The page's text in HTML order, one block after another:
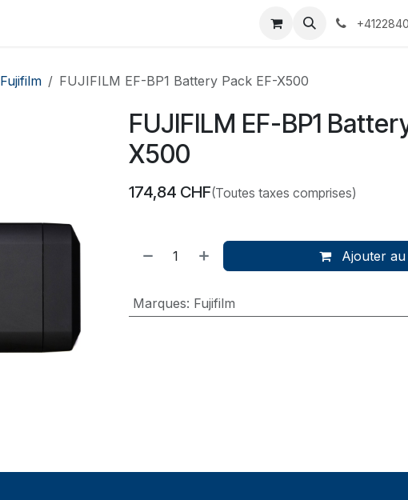
Événements Services
Fujifilm FUJIFILM EF-BP1 Battery Pack EF-X500
FUJIFILM EF-BP1
X500
174,84 CHF(Toutes taxes comprises)
Ajouter
Marques: Fujifilm